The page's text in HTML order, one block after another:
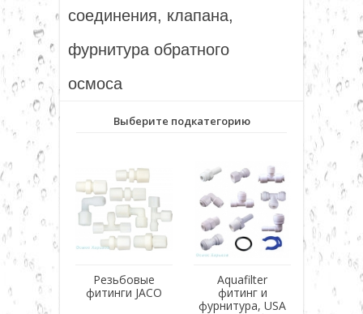
▼
соединения, клапана,
фурнитура обратного
осмоса
Выберите подкатегорию
Резьбовые
фитинги JACO
Aquafilter
фитинг и
фурнитура, USA